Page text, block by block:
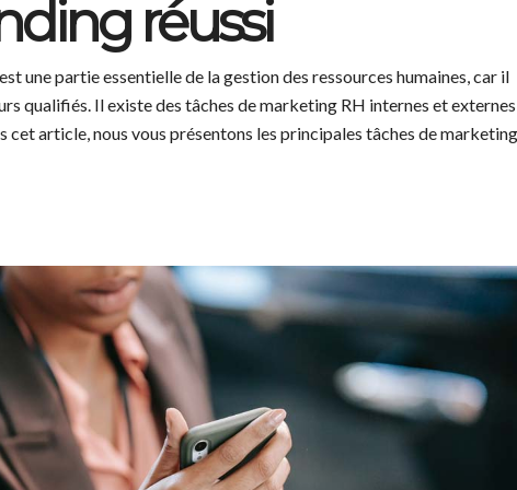
réussi
une partie essentielle de la gestion des ressources humaines, car il
qualifiés. Il existe des tâches de marketing RH internes et externes
article, nous vous présentons les principales tâches de marketing